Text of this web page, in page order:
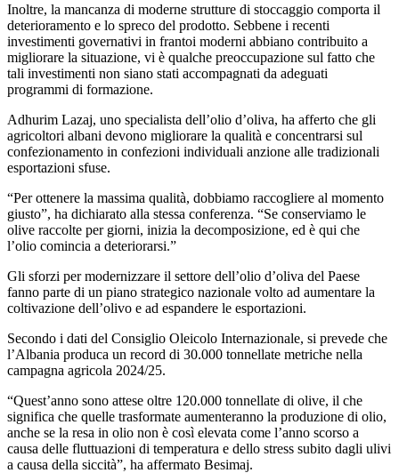
Inoltre, la mancanza di moderne strutture di stoccaggio comporta il
deterioramento e lo spreco del prodotto. Sebbene i recenti
investimenti governativi in frantoi moderni abbiano contribuito a
migliorare la situazione, vi è qualche preoccupazione sul fatto che
tali investimenti non siano stati accompagnati da adeguati
programmi di formazione.
Adhurim Lazaj, uno spe­cial­ista dell’olio d’oliva, ha af­fer­to che gli
agricoltori al­ba­ni devono migliorare la qual­ità e concen­trarsi sul
confez­ion­a­mento in con­fe­zioni indi­vi­du­ali an­zi­o­ne­ alle tradi­zio­na­li
es­por­ta­zioni sfuse.
“Per ottenere la massima qualità, dobbiamo raccogliere al momento
giusto”, ha dichiarato alla stessa conferenza. “Se conserviamo le
olive raccolte per giorni, inizia la decomposizione, ed è qui che
l’olio comincia a deteriorarsi.”
Gli sforzi per modernizzare il settore dell’olio d’oliva del Paese
fanno parte di un piano strategico nazionale volto ad aumentare la
coltivazione dell’olivo e ad espandere le esportazioni.
Secondo i dati del Consiglio Oleicolo Internazionale, si prevede che
l’Albania produca un record di 30.000 tonnellate metriche nella
campagna agricola 2024/25.
“Quest’anno sono attese oltre 120.000 tonnellate di olive, il che
significa che quelle trasformate aumenteranno la produzione di olio,
anche se la resa in olio non è così elevata come l’anno scorso a
causa delle fluttuazioni di temperatura e dello stress subito dagli ulivi
a causa della siccità”, ha affermato Besimaj.